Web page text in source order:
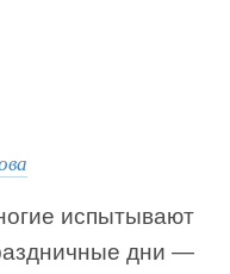
испытывают
дни —